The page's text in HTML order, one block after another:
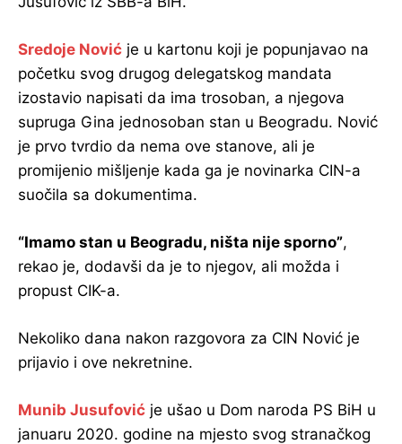
Sredoje Nović je u kartonu koji je popunjavao na
početku svog drugog delegatskog mandata
izostavio napisati da ima trosoban, a njegova
supruga Gina jednosoban stan u Beogradu. Nović
je prvo tvrdio da nema ove stanove, ali je
promijenio mišljenje kada ga je novinarka CIN-a
suočila sa dokumentima.
“Imamo stan u Beogradu, ništa nije sporno”,
rekao je, dodavši da je to njegov, ali možda i
propust CIK-a.
Nekoliko dana nakon razgovora za CIN Nović je
prijavio i ove nekretnine.
Munib Jusufović je ušao u Dom naroda PS BiH u
januaru 2020. godine na mjesto svog stranačkog